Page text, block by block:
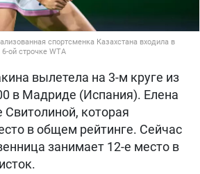
спортсменка Казахстана входила в
ой строчке WTA
вылетела на 3-м круге из
в Мадриде (Испания). Елена
Свитолиной, которая
в общем рейтинге. Сейчас
занимает 12-е место в